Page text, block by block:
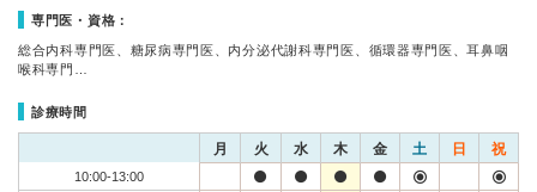
専門医・資格：
総合内科専門医、糖尿病専門医、内分泌代謝科専門医、循環器専門医、耳鼻咽
喉科専門…
診療時間
月 火 水 木 金 土 日 祝
10:00-13:00